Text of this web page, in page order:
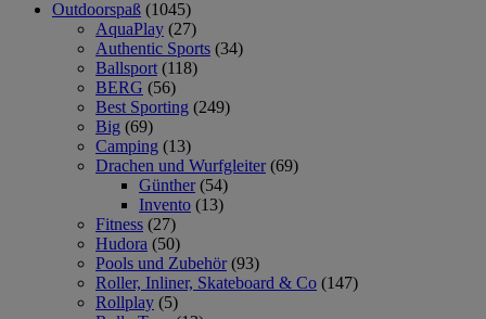
Outdoorspaß (1045)
AquaPlay (27)
Authentic Sports (34)
Ballsport (118)
BERG (56)
Best Sporting (249)
Big (69)
Camping (13)
Drachen und Wurfgleiter (69)
Günther (54)
Invento (13)
Fitness (27)
Hudora (50)
Pools und Zubehör (93)
Roller, Inliner, Skateboard & Co (147)
Rollplay (5)